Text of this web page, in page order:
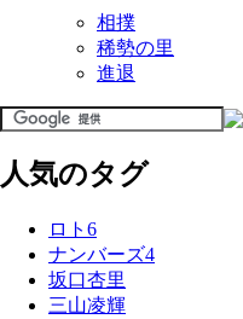
相撲
稀勢の里
進退
人気のタグ
ロト6
ナンバーズ4
坂口杏里
三山凌輝